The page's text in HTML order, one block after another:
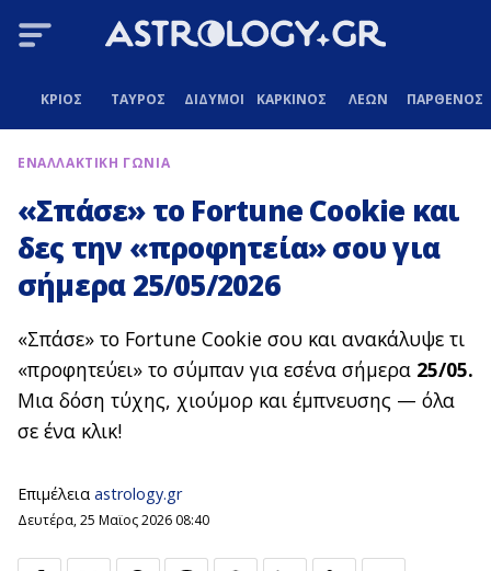
ΚΡΙΟΣ ΤΑΥΡΟΣ ΔΙΔΥΜΟΙ ΚΑΡΚΙΝΟΣ ΛΕΩΝ ΠΑΡΘΕΝΟΣ
ΕΝΑΛΛΑΚΤΙΚΗ ΓΩΝΙΑ
«Σπάσε» το Fortune Cookie και
δες την «προφητεία» σου για
σήμερα 25/05/2026
«Σπάσε» το Fortune Cookie σου και ανακάλυψε τι
«προφητεύει» το σύμπαν για εσένα σήμερα 25/05.
Μια δόση τύχης, χιούμορ και έμπνευσης — όλα
σε ένα κλικ!
Επιμέλεια astrology.gr
Δευτέρα, 25 Μαϊος 2026 08:40